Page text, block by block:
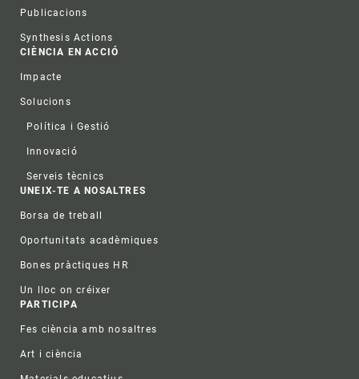
Publicacions
Synthesis Actions
CIÈNCIA EN ACCIÓ
Impacte
Solucions
Política i Gestió
Innovació
Serveis tècnics
UNEIX-TE A NOSALTRES
Borsa de treball
Oportunitats acadèmiques
Bones pràctiques HR
Un lloc on créixer
PARTICIPA
Fes ciència amb nosaltres
Art i ciència